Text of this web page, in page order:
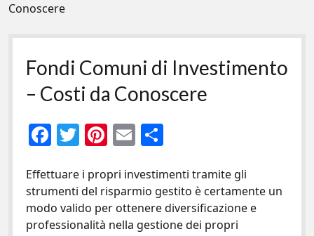
Conoscere
Fondi Comuni di Investimento
– Costi da Conoscere
F
e
b
o
T
itt
er
Pi
er
es
t
E
ai
l
C
n
di
vi
Effettuare i propri investimenti tramite gli
strumenti del risparmio gestito è certamente un
modo valido per ottenere diversificazione e
professionalità nella gestione dei propri